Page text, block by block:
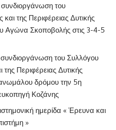
του
της Περιφέρειας Δυτικής
Αγώνα Σκοποβολής στις 3-4-5
του Συλλόγου
Περιφέρειας Δυτικής
δρόμου την 5η
Κοζάνης
ημερίδα « Έρευνα και
»